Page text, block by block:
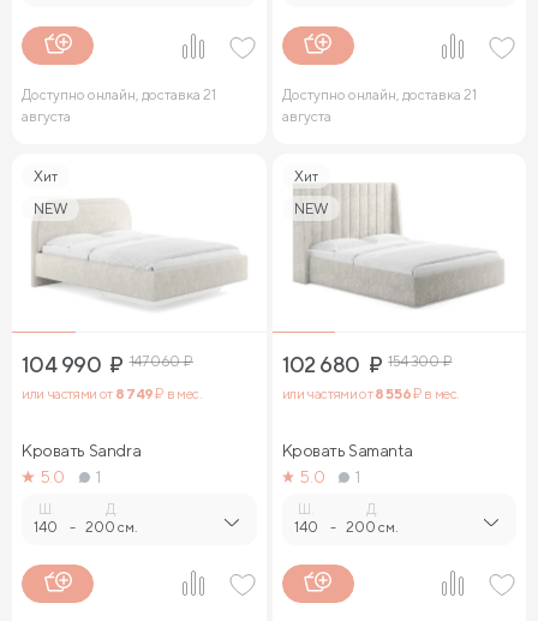
Доступно онлайн, доставка 21
августа
Доступно онлайн, доставка 21
августа
Хит
NEW
104 990 ₽ 147 060₽
или частями от 8 749₽ в мес.
Кровать Sandra
5.0
1
Ш.
140 -
Д.
200 см.
Хит
NEW
102 680 ₽ 154 300₽
или частями от8 556₽ в мес.
Кровать Samanta
5.0
1
Ш.
140 -
Д.
200 см.